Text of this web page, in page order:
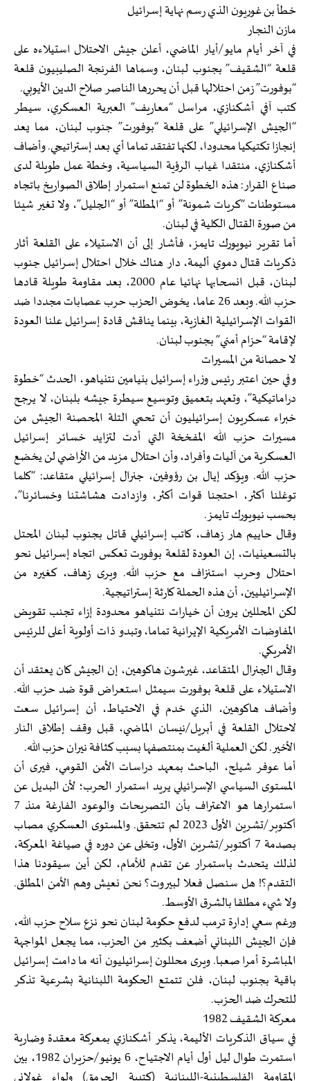
خطأ بن غوريون الذي رسم نهاية إسرائيل
مازن النجار
في آخر أيام مايو/أيار الماضي، أعلن جيش الاحتلال استيلاءه على
قلعة “الشقيف” بجنوب لبنان، وسماها الفرنجة الصليبيون قلعة
“بوفورت” زمن احتلالها قبل أن يحررها الناصر صلاح الدين الأيوبي.
كتب آفي أشكنازي، مراسل “معاريف” العبرية العسكري، سيطر
“الجيش الإسرائيلي” على قلعة “بوفورت” جنوب لبنان، مما يعد
إنجازا تكتيكيا محدودا، لكنها تفتقد تماما أي بعد إستراتيجي. وأضاف
أشكنازي، منتقدا غياب الرؤية السياسية، وخطة عمل طويلة لدى
صناع القرار: هذه الخطوة لن تمنع استمرار إطلاق الصواريخ باتجاه
مستوطنات “كريات شمونة” أو “المطلة” أو “الجليل”، ولا تغير شيئا
من صورة القتال الكلية في لبنان.
أما تقرير نيويورك تايمز، فأشار إلى أن الاستيلاء على القلعة أثار
ذكريات قتال دموي أليمة، دار هناك خلال احتلال إسرائيل جنوب
لبنان، قبل انسحابها نهائيا عام 2000، بعد مقاومة طويلة قادها
حزب الله. وبعد 26 عاما، يخوض الحزب حرب عصابات مجددا ضد
القوات الإسرائيلية الغازية، بينما يناقش قادة إسرائيل علنا العودة
لإقامة “حزام أمني” بجنوب لبنان.
لا حصانة من المسيرات
وفي حين اعتبر رئيس وزراء إسرائيل بنيامين نتنياهو، الحدث “خطوة
دراماتيكية”، وتعهد بتعميق وتوسيع سيطرة جيشه بلبنان، لا يرجح
خبراء عسكريون إسرائيليون أن تحمي التلة المحصنة الجيش من
مسيرات حزب الله المفخخة التي أدت لتزايد خسائر إسرائيل
العسكرية من آليات وأفراد، وأن احتلال مزيد من الأراضي لن يخضع
حزب الله. ويؤكد إيال بن رؤوفين، جنرال إسرائيلي متقاعد: “كلما
توغلنا أكثر، احتجنا قوات أكثر، وازدادت هشاشتنا وخسائرنا”،
بحسب نيويورك تايمز.
وقال حاييم هار زهاف، كاتب إسرائيلي قاتل بجنوب لبنان المحتل
بالتسعينيات، إن العودة لقلعة بوفورت تعكس اتجاه إسرائيل نحو
احتلال وحرب استنزاف مع حزب الله. ويرى زهاف، كغيره من
الإسرائيليين، أن هذه الحملة كارثة إستراتيجية.
لكن المحللين يرون أن خيارات نتنياهو محدودة إزاء تجنب تقويض
المفاوضات الأمريكية الإيرانية تماما، وتبدو ذات أولوية أعلى للرئيس
الأمريكي.
وقال الجنرال المتقاعد، غيرشون هاكوهين، إن الجيش كان يعتقد أن
الاستيلاء على قلعة بوفورت سيمثل استعراض قوة ضد حزب الله.
وأضاف هاكوهين، الذي خدم في الاحتياط، أن إسرائيل سعت
لاحتلال القلعة في أبريل/نيسان الماضي، قبل وقف إطلاق النار
الأخير. لكن العملية ألغيت بمنتصفها بسبب كثافة نيران حزب الله.
أما عوفر شيلح، الباحث بمعهد دراسات الأمن القومي، فيرى أن
المستوى السياسي الإسرائيلي يريد استمرار الحرب؛ لأن البديل عن
استمرارها هو الاعتراف بأن التصريحات والوعود الفارغة منذ 7
أكتوبر/تشرين الأول 2023 لم تتحقق. والمستوى العسكري مصاب
بصدمة 7 أكتوبر/تشرين الأول، وتخلى عن دوره في صياغة المعركة،
لذلك يتحدث باستمرار عن تقدم للأمام، لكن أين سيقودنا هذا
التقدم؟! هل سنصل فعلا لبيروت؟ نحن نعيش وهم الأمن المطلق.
ولا شيء مطلقا بالشرق الأوسط.
ورغم سعي إدارة ترمب لدفع حكومة لبنان نحو نزع سلاح حزب الله،
فإن الجيش اللبناني أضعف بكثير من الحزب، مما يجعل المواجهة
المباشرة أمرا صعبا. ويرى محللون إسرائيليون أنه ما دامت إسرائيل
باقية بجنوب لبنان، فلن تتمتع الحكومة اللبنانية بشرعية تذكر
للتحرك ضد الحزب.
معركة الشقيف 1982
في سياق الذكريات الأليمة، يذكر أشكنازي بمعركة معقدة وضارية
استمرت طوال ليل أول أيام الاجتياح، 6 يونيو/حزيران 1982، بين